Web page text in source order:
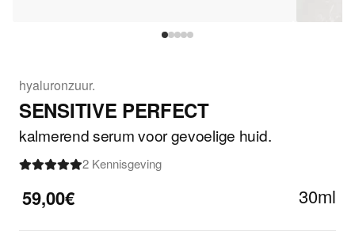
hyaluronzuur.
SENSITIVE PERFECT
kalmerend serum voor gevoelige huid.
2 Kennisgeving
59,00€ 30ml